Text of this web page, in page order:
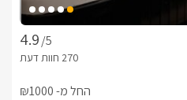
/5
החל מ- ₪1000